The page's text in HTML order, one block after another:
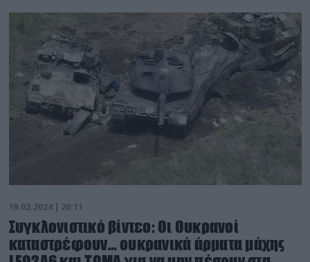
19.02.2024 | 20:11
Συγκλονιστικό βίντεο: Οι Ουκρανοί
καταστρέφουν… ουκρανικά άρματα μάχης